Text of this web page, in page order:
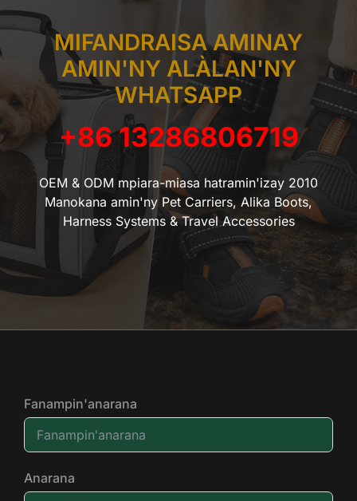
MIFANDRAISA AMINAY
AMIN'NY ALÀLAN'NY
WHATSAPP
+86 13286806719
OEM & ODM mpiara-miasa hatramin'izay 2010
Manokana amin'ny Pet Carriers, Alika Boots,
Harness Systems & Travel Accessories
Fanampin'anarana
Anarana